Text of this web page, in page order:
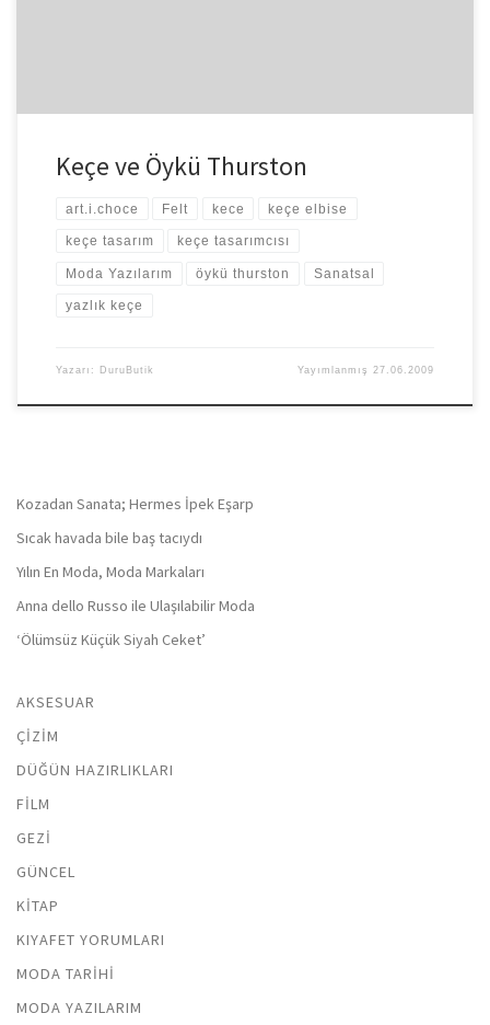
Keçe ve Öykü Thurston
art.i.choce Felt kece keçe elbise
keçe tasarım keçe tasarımcısı
Moda Yazılarım öykü thurston Sanatsal
yazlık keçe
Yazarı: DuruButik Yayımlanmış 27.06.2009
Kozadan Sanata; Hermes İpek Eşarp
Sıcak havada bile baş tacıydı
Yılın En Moda, Moda Markaları
Anna dello Russo ile Ulaşılabilir Moda
‘Ölümsüz Küçük Siyah Ceket’
AKSESUAR
ÇIZIM
DÜĞÜN HAZIRLIKLARI
FILM
GEZI
GÜNCEL
KITAP
KIYAFET YORUMLARI
MODA TARIHI
MODA YAZILARIM